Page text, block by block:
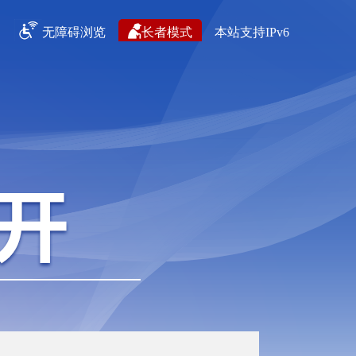
无障碍浏览 长者模式 本站支持IPv6